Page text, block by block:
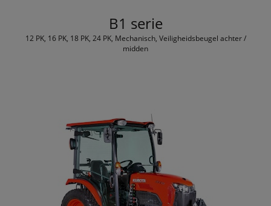
B1 serie
12 PK, 16 PK, 18 PK, 24 PK, Mechanisch, Veiligheidsbeugel achter /
midden